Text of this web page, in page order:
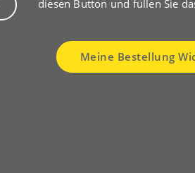
diesen Button und füllen Sie
Meine Bestellung